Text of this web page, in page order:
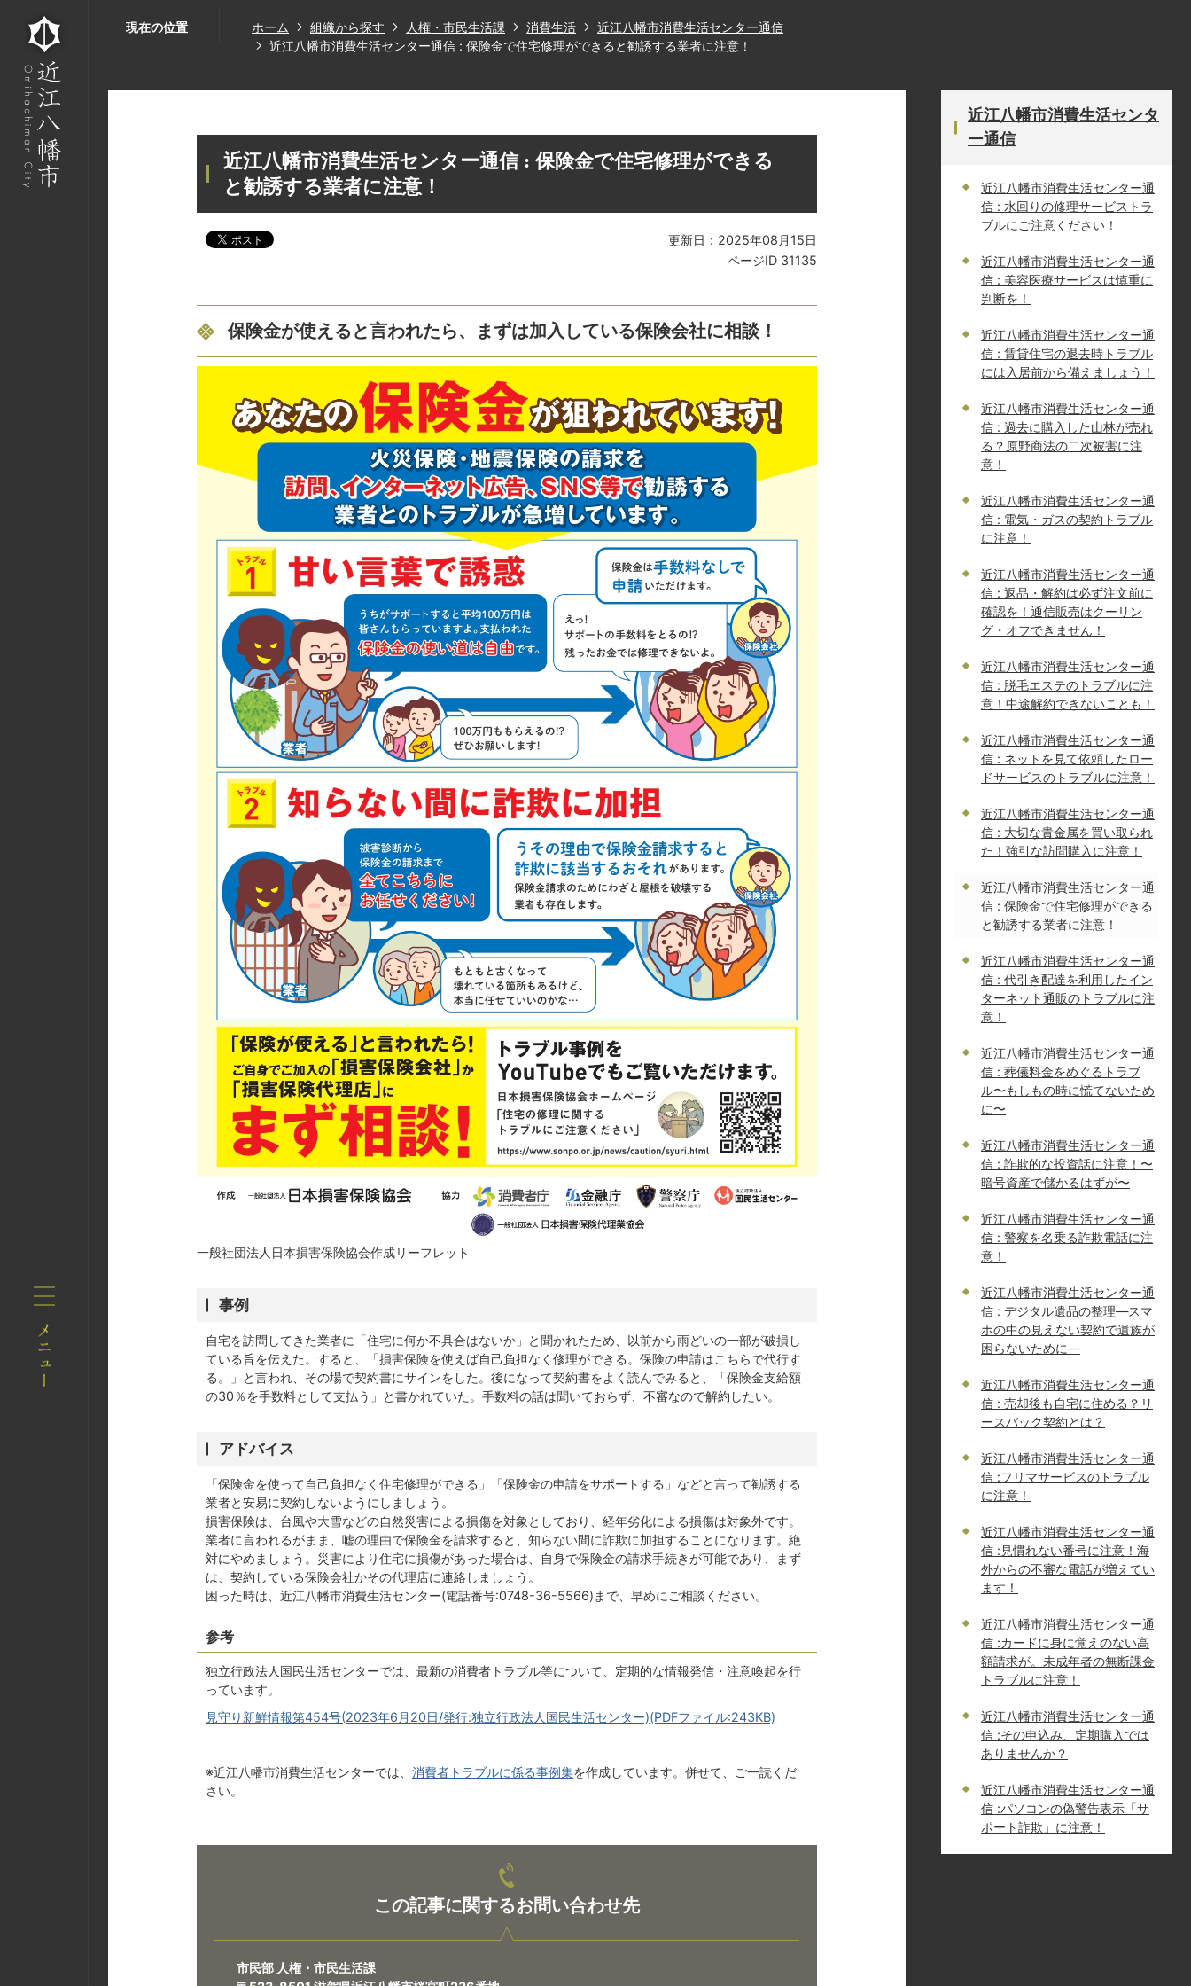
現在の位置 ホーム 組織から探す 人権・市民生活課 消費生活
近江八幡市消費生活センター通信
近江八幡市消費生活センター通信 : 保険金で住宅修理ができると勧誘する業者に注意！
近江八幡市消費生活センター通信 : 保険金で住宅修理ができる
と勧誘する業者に注意！
更新日：2025年08月15日
ページID 31135
保険金が使えると言われたら、まずは加入している保険会社に相談！
一般社団法人日本損害保険協会作成リーフレット
事例
自宅を訪問してきた業者に「住宅に何か不具合はないか」と聞かれたため、以前から雨どいの一部が破損し
ている旨を伝えた。すると、「損害保険を使えば自己負担なく修理ができる。保険の申請はこちらで代行す
る。」と言われ、その場で契約書にサインをした。後になって契約書をよく読んでみると、「保険金支給額
の30％を手数料として支払う」と書かれていた。手数料の話は聞いておらず、不審なので解約したい。
アドバイス
「保険金を使って自己負担なく住宅修理ができる」「保険金の申請をサポートする」などと言って勧誘する
業者と安易に契約しないようにしましょう。
損害保険は、台風や大雪などの自然災害による損傷を対象としており、経年劣化による損傷は対象外です。
業者に言われるがまま、嘘の理由で保険金を請求すると、知らない間に詐欺に加担することになります。絶
対にやめましょう。災害により住宅に損傷があった場合は、自身で保険金の請求手続きが可能であり、まず
は、契約している保険会社かその代理店に連絡しましょう。
困った時は、近江八幡市消費生活センター(電話番号:0748-36-5566)まで、早めにご相談ください。
参考
独立行政法人国民生活センターでは、最新の消費者トラブル等について、定期的な情報発信・注意喚起を行
っています。
見守り新鮮情報第454号(2023年6月20日/発行:独立行政法人国民生活センター)(PDFファイル:243KB)
※近江八幡市消費生活センターでは、 消費者トラブルに係る事例集を作成しています。併せて、ご一読くだ
さい。
この記事に関するお問い合わせ先
市民部 人権・市民生活課
近江八幡市消費生活センタ
ー通信
近江八幡市消費生活センター通
信 : 水回りの修理サービストラ
ブルにご注意ください！
近江八幡市消費生活センター通
信 : 美容医療サービスは慎重に
判断を！
近江八幡市消費生活センター通
信 : 賃貸住宅の退去時トラブル
には入居前から備えましょう！
近江八幡市消費生活センター通
信 : 過去に購入した山林が売れ
る？原野商法の二次被害に注
意！
近江八幡市消費生活センター通
信 : 電気・ガスの契約トラブル
に注意！
近江八幡市消費生活センター通
信 : 返品・解約は必ず注文前に
確認を！通信販売はクーリン
グ・オフできません！
近江八幡市消費生活センター通
信 : 脱毛エステのトラブルに注
意！中途解約できないことも！
近江八幡市消費生活センター通
信 : ネットを見て依頼したロー
ドサービスのトラブルに注意！
近江八幡市消費生活センター通
信 : 大切な貴金属を買い取られ
た！強引な訪問購入に注意！
近江八幡市消費生活センター通
信 : 保険金で住宅修理ができる
と勧誘する業者に注意！
近江八幡市消費生活センター通
信 : 代引き配達を利用したイン
ターネット通販のトラブルに注
意！
近江八幡市消費生活センター通
信 : 葬儀料金をめぐるトラブ
ル〜もしもの時に慌てないため
に〜
近江八幡市消費生活センター通
信 : 詐欺的な投資話に注意！〜
暗号資産で儲かるはずが〜
近江八幡市消費生活センター通
信 : 警察を名乗る詐欺電話に注
意！
近江八幡市消費生活センター通
信 : デジタル遺品の整理―スマ
ホの中の見えない契約で遺族が
困らないために―
近江八幡市消費生活センター通
信 : 売却後も自宅に住める？リ
ースバック契約とは？
近江八幡市消費生活センター通
信 :フリマサービスのトラブル
に注意！
近江八幡市消費生活センター通
信 :見慣れない番号に注意！海
外からの不審な電話が増えてい
ます！
近江八幡市消費生活センター通
信 :カードに身に覚えのない高
額請求が。未成年者の無断課金
トラブルに注意！
近江八幡市消費生活センター通
信 :その申込み、定期購入では
ありませんか？
近江八幡市消費生活センター通
信 :パソコンの偽警告表示「サ
ポート詐欺」に注意！